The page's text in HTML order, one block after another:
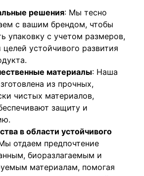
решения: Мы тесно
с вашим брендом, чтобы
упаковку с учетом размеров,
целей устойчивого развития
материалы: Наша
из прочных,
чистых материалов,
защиту и
в области устойчивого
отдаем предпочтение
биоразлагаемым и
материалам, помогая